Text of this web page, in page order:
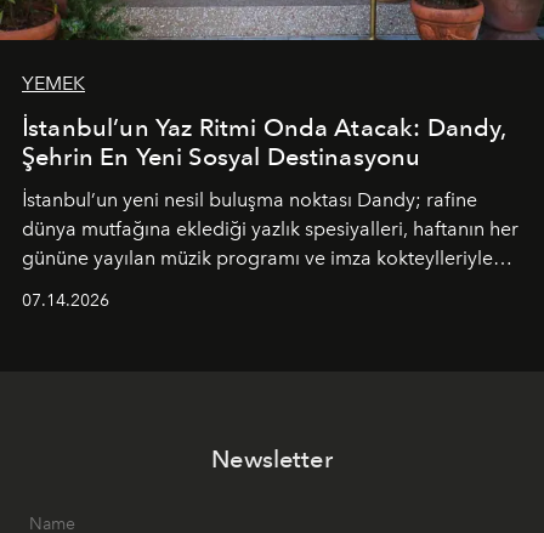
YEMEK
İstanbul’un Yaz Ritmi Onda Atacak: Dandy,
Şehrin En Yeni Sosyal Destinasyonu
İstanbul’un yeni nesil buluşma noktası Dandy; rafine
dünya mutfağına eklediği yazlık spesiyalleri, haftanın her
gününe yayılan müzik programı ve imza kokteylleriyle
07.14.2026
Newsletter